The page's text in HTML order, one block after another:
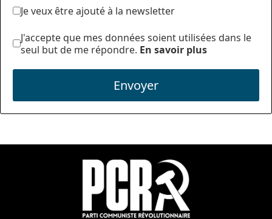
Je veux être ajouté à la newsletter
J'accepte que mes données soient utilisées dans le
seul but de me répondre. En savoir plus
Envoyer